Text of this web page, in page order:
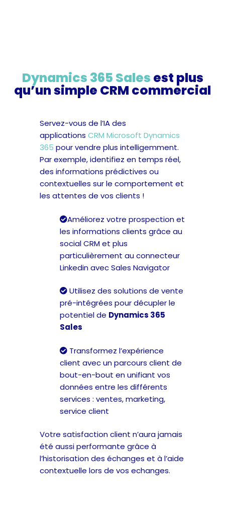
Dynamics 365 Sales est plus
qu’un simple CRM commercial
Servez-vous de l’IA des
applicationsCRM Microsoft Dynamics
365 pour vendre plus intelligemment.
Par exemple, identifiez en temps réel,
des informations prédictives ou
contextuelles sur le comportement et
les attentes de vos clients !
Améliorez votre prospection et
les informations clients grâce au
social CRM et plus
particulièrement au connecteur
Linkedin avec Sales Navigator
Utilisez des solutions de vente
pré-intégrées pour décupler le
potentiel de Dynamics 365
Sales
Transformez l’expérience
client avec un parcours client de
bout-en-bout en unifiant vos
données entre les différents
services : ventes, marketing,
service client
Votre satisfaction client n’aura jamais
été aussi performante grâce à
l’historisation des échanges et à l’aide
contextuelle lors de vos echanges.